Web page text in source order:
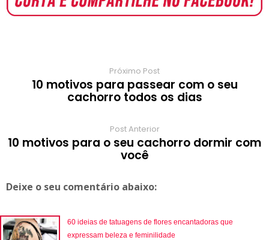
o
k
p
p
r e
s
a
r
a
m
Próximo Post
10 motivos para passear com o seu
cachorro todos os dias
Post Anterior
10 motivos para o seu cachorro dormir com
você
Deixe o seu comentário abaixo:
60 ideias de tatuagens de flores encantadoras que
expressam beleza e feminilidade